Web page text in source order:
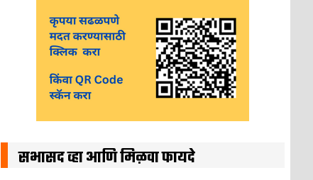
सभासद व्हा आणि मिळवा फायदे